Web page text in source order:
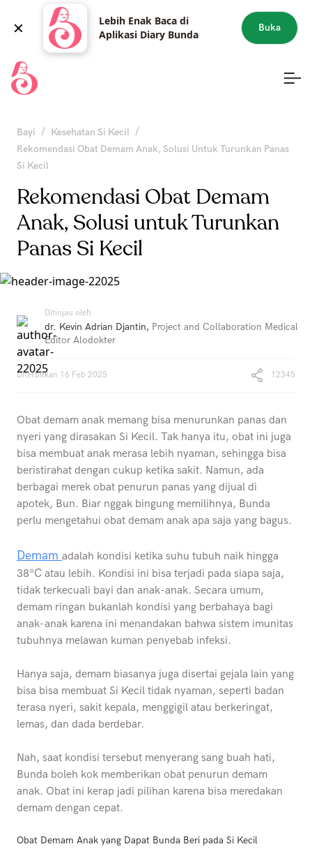
Lebih Enak Baca di
Aplikasi Diary Bunda
Buka
Bayi / Kesehatan Si Kecil /
Rekomendasi Obat Demam Anak, Solusi Untuk Turunkan Panas
Si Kecil
Rekomendasi Obat Demam
Anak, Solusi untuk Turunkan
Panas Si Kecil
Ditinjau oleh
dr. Kevin Adrian Djantin, Project and Collaboration Medical
Editor Alodokter
Diterbitkan 16 Feb 2025 12345
Obat demam anak memang bisa menurunkan panas dan
nyeri yang dirasakan Si Kecil. Tak hanya itu, obat ini juga
bisa membuat anak merasa lebih nyaman, sehingga bisa
beristirahat dengan cukup ketika sakit. Namun, ada
berbagai merek obat penurun panas yang dijual di
apotek, Bun. Biar nggak bingung memilihnya, Bunda
perlu mengetahui obat demam anak apa saja yang bagus.
Demam adalah kondisi ketika suhu tubuh naik hingga
38°C atau lebih. Kondisi ini bisa terjadi pada siapa saja,
tidak terkecuali bayi dan anak-anak. Secara umum,
demam ringan bukanlah kondisi yang berbahaya bagi
anak-anak karena ini menandakan bahwa sistem imunitas
tubuhnya melawan kuman penyebab infeksi.
Hanya saja, demam biasanya juga disertai gejala lain yang
bisa bisa membuat Si Kecil tidak nyaman, seperti badan
terasa nyeri, sakit kepala, menggigil atau berkeringat,
lemas, dan dada berdebar.
Nah, saat kondisi tersebut menyerang sang buah hati,
Bunda boleh kok memberikan obat penurun demam
anak. Obat ini kerap jadi pilihan karena bisa meredakan
demam dengan cepat.
Obat Demam Anak yang Dapat Bunda Beri pada Si Kecil